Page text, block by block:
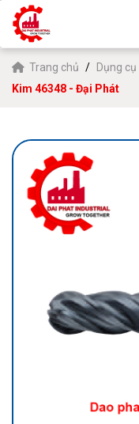
Trang chủ Dụng
Kim 46348 - Đại Phát